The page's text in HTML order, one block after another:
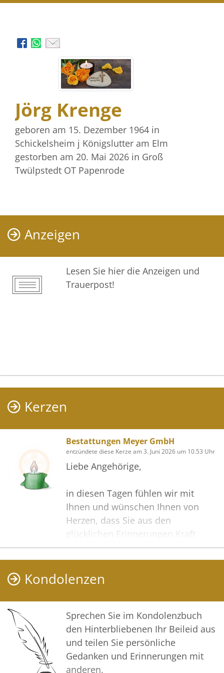
Jörg Krenge
geboren am 15. Dezember 1964 in
Schickelsheim j Königslutter am Elm
gestorben am 20. Mai 2026 in Groß
Twülpstedt OT Papenrode
Anzeigen
Lesen Sie hier die Anzeigen und
Trauerpost!
Kerzen
Bestattungen Meyer GmbH
entzündete diese Kerze am 3. Juni 2026 um 10.53 Uhr
Liebe Angehörige,
in diesen Tagen fühlen wir mit
Ihnen und wünschen Ihnen von
Herzen, dass Sie aus den
glücklichen Erinnerungen Kraft
schöpfen, um positiv in die Zukunft
zu gehen. Diese Gedenkseite möge
Ihnen dabei helfen, Ihre Trauer zu
teilen und das Andenken
gemeinsam wachzuhalten.
In tiefer Verbundenheit
Ihre Bestattungen Meyer GmbH
Kondolenzen
Sprechen Sie im Kondolenzbuch
den Hinterbliebenen Ihr Beileid aus
und teilen Sie persönliche
Gedanken und Erinnerungen mit
anderen.